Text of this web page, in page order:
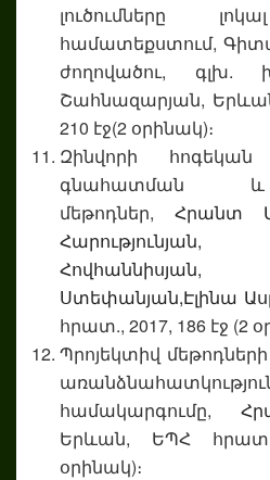
լուծումները
համատեքստում,
ժողովածու, գլխ.
Շահնազարյան,
210 էջ(2 օրինակ)։
Զինվորի հոգեկան
գնահատման
մեթոդներ, Հրանտ
Հարությունյան,
Հովհաննիսյան,
Ստեփանյան,Էլինա
հրատ., 2017, 186 էջ (2
Պրոյեկտիվ
համակարգումը,
Երևան, ԵՊՀ
օրինակ)։